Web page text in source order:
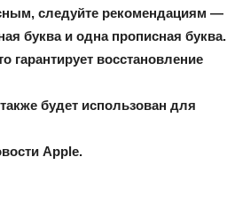
следуйте рекомендациям —
буква и одна прописная буква.
восстановление
будет использован для
Apple.